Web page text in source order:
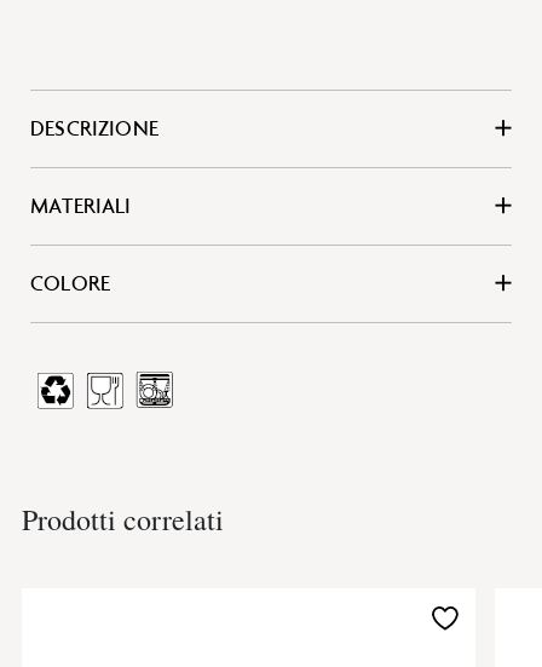
DESCRIZIONE
MATERIALI
COLORE
Prodotti correlati
Aggiungi